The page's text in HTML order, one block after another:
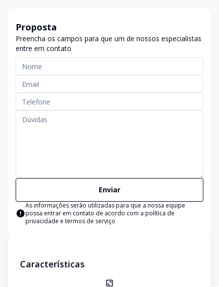
Proposta
Preencha os campos para que um de nossos especialistas
entre em contato
Enviar
As informações serão utilizadas para que a nossa equipe
possa entrar em contato de acordo com a política de
privacidade e termos de serviço
Características